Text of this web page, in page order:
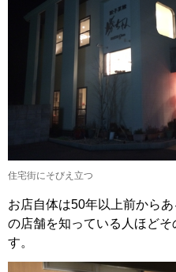
住宅街にそびえ立つ
お店自体は50年以上前から
の店舗を知っている人ほど
す。